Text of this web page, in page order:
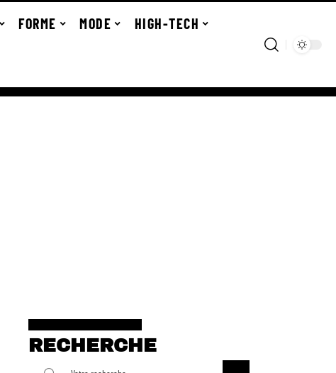
FORME MODE HIGH-TECH
RECHERCHE